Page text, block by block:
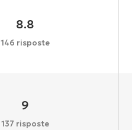
8.8
146 risposte
9
137 risposte